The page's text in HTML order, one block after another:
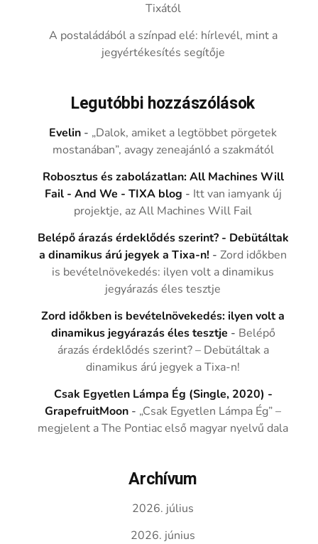
Tixától
A postaládából a színpad elé: hírlevél, mint a
jegyértékesítés segítője
Legutóbbi hozzászólások
Evelin - „Dalok, amiket a legtöbbet pörgetek
mostanában”, avagy zeneajánló a szakmától
Robosztus és zabolázatlan: All Machines Will
Fail - And We - TIXA blog - Itt van iamyank új
projektje, az All Machines Will Fail
Belépő árazás érdeklődés szerint? - Debütáltak
a dinamikus árú jegyek a Tixa-n! -Zord időkben
is bevételnövekedés: ilyen volt a dinamikus
jegyárazás éles tesztje
Zord időkben is bevételnövekedés: ilyen volt a
dinamikus jegyárazás éles tesztje - Belépő
árazás érdeklődés szerint? – Debütáltak a
dinamikus árú jegyek a Tixa-n!
Csak Egyetlen Lámpa Ég (Single, 2020) -
GrapefruitMoon - „Csak Egyetlen Lámpa Ég” –
megjelent a The Pontiac első magyar nyelvű dala
Archívum
2026. július
2026. június